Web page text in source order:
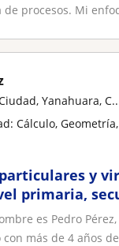
de procesos. Mi
Yanahuara,
Cálculo,
particulares y
primaria,
es Pedro
con más de 4 años